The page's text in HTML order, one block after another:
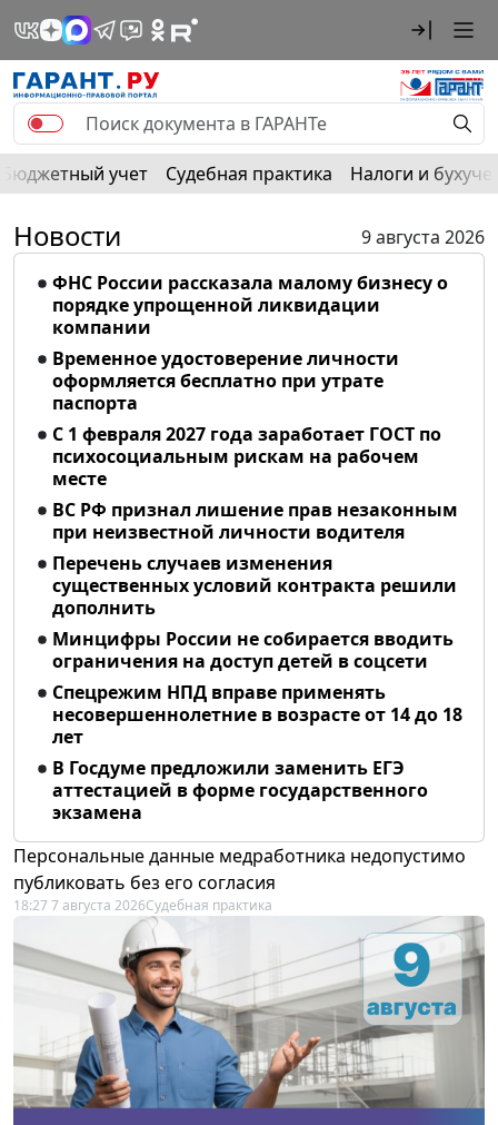
Бюджетный учет Судебная практика Налоги и
Новости
9 августа 2026
ФНС России рассказала малому бизнесу о
порядке упрощенной ликвидации
компании
Временное удостоверение личности
оформляется бесплатно при утрате
паспорта
С 1 февраля 2027 года заработает ГОСТ по
психосоциальным рискам на рабочем
месте
ВС РФ признал лишение прав незаконным
при неизвестной личности водителя
Перечень случаев изменения
существенных условий контракта решили
дополнить
Минцифры России не собирается вводить
ограничения на доступ детей в соцсети
Спецрежим НПД вправе применять
несовершеннолетние в возрасте от 14 до 18
лет
В Госдуме предложили заменить ЕГЭ
аттестацией в форме государственного
экзамена
Персональные данные медработника недопустимо
публиковать без его согласия
18:27 7 августа 2026Судебная практика